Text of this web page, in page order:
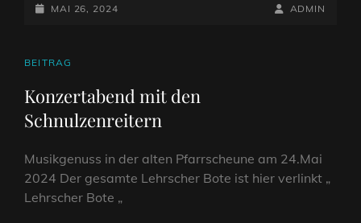
POSTED-
MAI 26, 2024
BY
BYLINE
ADMIN
CAT
BEITRAG
Konzertabend mit den
Schnulzenreitern
Musikgenuss in der alten Pfarrscheune am 24.Mai
2024 Der gesamte Lehrscher Bote ist hier verlinkt „
Lehrscher Bote „